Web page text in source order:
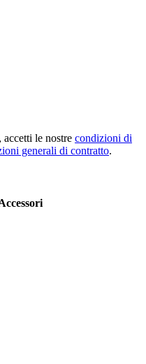
le nostre condizioni di
generali di contratto.